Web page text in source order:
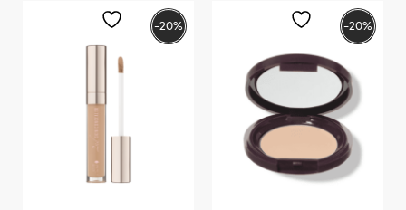
-20% -20%